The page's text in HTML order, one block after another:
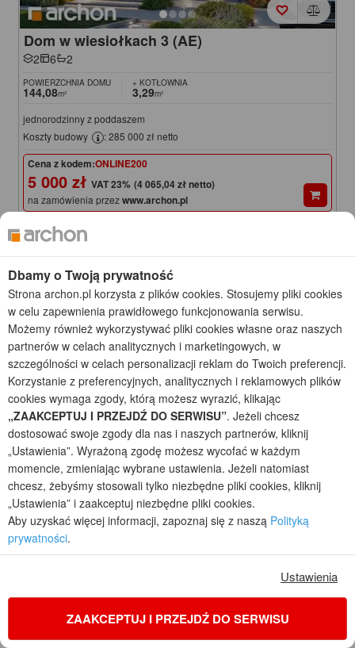
Dom w wiesiołkach 3 (AE)
2 6 2
POWIERZCHNIA DOMU
144,08m²
+ KOTŁOWNIA
3,29m²
jednorodzinny z poddaszem
Koszty budowy
: 285 000 zł netto
Cena z kodem:ONLINE200
5 000 zł (4 065,04 zł netto)
na zamówienia przezwww.archon.pl
Cena regularna
Najniższa cena z 30 dni przed obniżką
Dom w zielistkach 34 (E) OZE
2 5 2
110,00 5,76
Dbamy o Twoją prywatność
Strona archon.pl korzysta z plików cookies. Stosujemy pliki cookies
w celu zapewnienia prawidłowego funkcjonowania serwisu.
Możemy również wykorzystywać pliki cookies własne oraz naszych
partnerów w celach analitycznych i marketingowych, w
szczególności w celach personalizacji reklam do Twoich preferencji.
Korzystanie z preferencyjnych, analitycznych i reklamowych plików
cookies wymaga zgody, którą możesz wyrazić, klikając
„ZAAKCEPTUJ I PRZEJDŹ DO SERWISU”. Jeżeli chcesz
dostosować swoje zgody dla nas i naszych partnerów, kliknij
„Ustawienia”. Wyrażoną zgodę możesz wycofać w każdym
momencie, zmieniając wybrane ustawienia. Jeżeli natomiast
chcesz, żebyśmy stosowali tylko niezbędne pliki cookies, kliknij
„Ustawienia” i zaakceptuj niezbędne pliki cookies.
Aby uzyskać więcej informacji, zapoznaj się z naszą Polityką
prywatności.
Ustawienia
ZAAKCEPTUJ I PRZEJDŹ DO SERWISU